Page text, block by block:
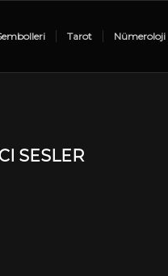
Tarot Nümeroloji
SESLER